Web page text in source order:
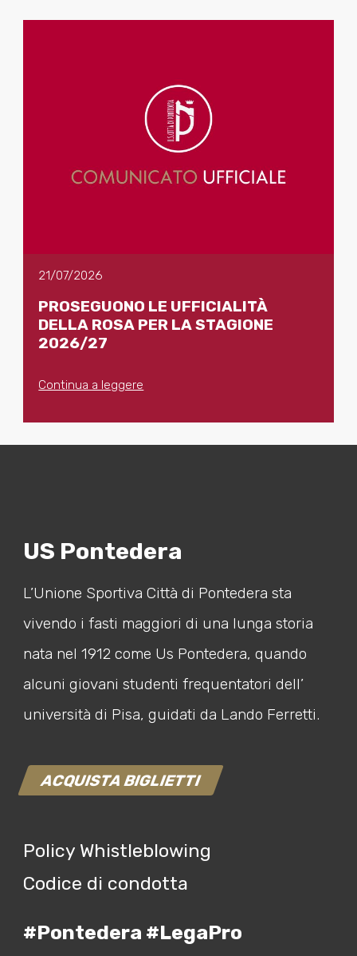
21/07/2026
PROSEGUONO LE UFFICIALITÀ
DELLA ROSA PER LA STAGIONE
2026/27
Continua a leggere
US Pontedera
L’Unione Sportiva Città di Pontedera sta
vivendo i fasti maggiori di una lunga storia
nata nel 1912 come Us Pontedera, quando
alcuni giovani studenti frequentatori dell’
università di Pisa, guidati da Lando Ferretti.
ACQUISTA BIGLIETTI
Policy Whistleblowing
Codice di condotta
#Pontedera #LegaPro